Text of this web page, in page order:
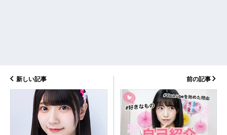
新しい記事 前の記事